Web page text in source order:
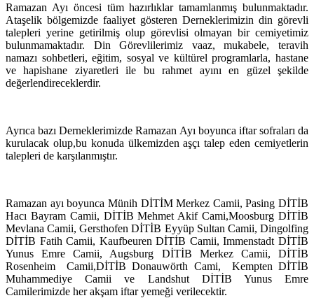
Ramazan Ayı öncesi tüm hazırlıklar tamamlanmış bulunmaktadır.
Ataşelik bölgemizde faaliyet gösteren Derneklerimizin din görevli
talepleri yerine getirilmiş olup görevlisi olmayan bir cemiyetimiz
bulunmamaktadır. Din Görevlilerimiz vaaz, mukabele, teravih
namazı sohbetleri, eğitim, sosyal ve kültürel programlarla, hastane
ve hapishane ziyaretleri ile bu rahmet ayını en güzel şekilde
değerlendireceklerdir.
Ayrıca bazı Derneklerimizde Ramazan Ayı boyunca iftar sofraları da
kurulacak olup,bu konuda ülkemizden aşçı talep eden cemiyetlerin
talepleri de karşılanmıştır.
Ramazan ayı boyunca Münih DİTİM Merkez Camii, Pasing DİTİB
Hacı Bayram Camii, DİTİB Mehmet Akif Cami,Moosburg DİTİB
Mevlana Camii, Gersthofen DİTİB Eyyüp Sultan Camii, Dingolfing
DİTİB Fatih Camii, Kaufbeuren DİTİB Camii, Immenstadt DİTİB
Yunus Emre Camii, Augsburg DİTİB Merkez Camii, DİTİB
Rosenheim
Camii,DİTİB Donauwörth Cami,
Kempten DİTİB
Muhammediye Camii ve Landshut DİTİB Yunus Emre
Camilerimizde her akşam iftar yemeği verilecektir.